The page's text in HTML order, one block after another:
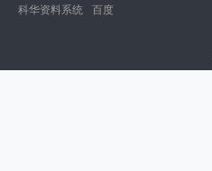
科华资料系统 百度